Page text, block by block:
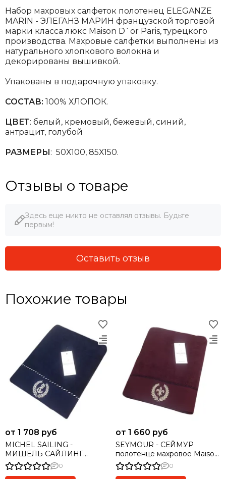
Набор махровых салфеток полотенец ELEGANZE
MARIN - ЭЛЕГАНЗ МАРИН французской торговой
марки класса люкс Maison D`or Paris, турецкого
производства. Махровые салфетки выполнены из
натурального хлопкового волокна и
декорированы вышивкой.
Упакованы в подарочную упаковку.
СОСТАВ: 100% ХЛОПОК.
ЦВЕТ: белый, кремовый, бежевый, синий,
антрацит, голубой
РАЗМЕРЫ: 50Х100, 85Х150.
Отзывы о товаре
Здесь еще никто не оставлял отзывы. Будьте
первым!
Оставить отзыв
Похожие товары
от 1 708 руб
MICHEL SAILING -
МИШЕЛЬ САЙЛИНГ
полотенце махровое Maison
Dor(Турция) .
0
от 1 660 руб
SEYMOUR - СЕЙМУР
полотенце махровое Maison
Dor(Турция) .
0